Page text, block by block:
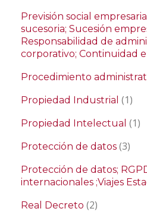
Previsión social
sucesoria; Sucesión
Responsabilidad de
corporativo; Continuidad
Procedimiento
Propiedad Industrial (1)
Propiedad Intelectual (1)
Protección de datos (3)
Protección de datos;
internacionales ;Viajes
Real Decreto (2)